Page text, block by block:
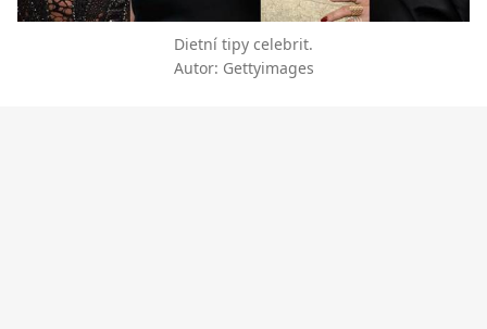
Dietní tipy celebrit.
Autor: Gettyimages